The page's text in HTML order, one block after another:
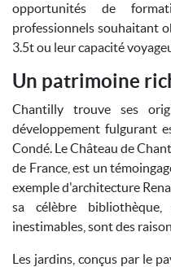
opportunités de
professionnels souhaitant
3.5t ou leur capacité
Un patrimoine
Chantilly trouve ses
développement fulgurant
Condé. Le Château de
de France, est un
exemple d'architecture
sa célèbre
inestimables, sont des
Les jardins, conçus par le